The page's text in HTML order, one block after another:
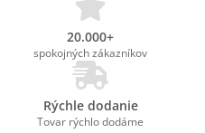
20.000+
spokojných zákazníkov
Rýchle dodanie
Tovar rýchlo dodáme